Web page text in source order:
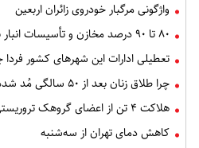
واژگونی مرگبار خودروی زائران اربعین
۸۰ تا ۹۰ درصد مخازن و تأسیسات انبار نفت شهران از بین رفته
تعطیلی ادارات این شهرهای کشور فردا
چرا طلاق زنان بعد از ۵۰ سالگی مُد شده است؟
هلاکت ۴ تن از اعضای گروهک تروریستی پژاک در نوار مرزی بانه
کاهش دمای تهران از سه‌شنبه